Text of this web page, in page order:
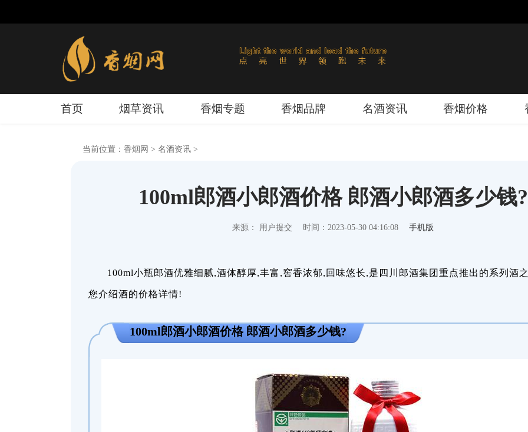
首页 烟草资讯 香烟专题 香烟品牌 名酒资讯 香烟价格
当前位置： 香烟网 > 名酒资讯 >
100ml郎酒小郎酒价格 郎酒小郎酒多少钱?
来源： 用户提交 时间：2023-05-30 04:16:08 手机版
100ml小瓶郎酒优雅细腻,酒体醇厚,丰富,窖香浓郁,回味悠长,是四川郎酒集团重点推出的系列酒
您介绍酒的价格详情!
100ml郎酒小郎酒价格 郎酒小郎酒多少钱?